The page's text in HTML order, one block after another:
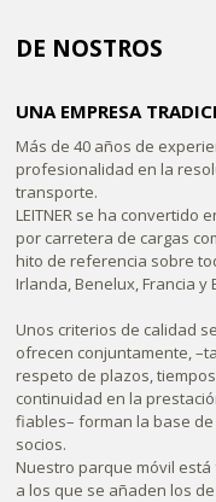
DE NOSTROS
UNA EMPRESA
Más de 40 años de
profesionalidad en la
transporte.
LEITNER se ha
por carretera de cargas
hito de referencia sobre
Irlanda, Benelux, Francia y
Unos criterios de calidad
ofrecen conjuntamente,
respeto de plazos,
continuidad en la
fiables– forman la base
socios.
Nuestro parque móvil
a los que se añaden los